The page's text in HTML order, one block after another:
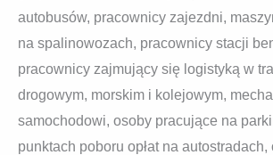
autobusów, pracownicy zajezdni,
na spalinowozach, pracownicy stacji
pracownicy zajmujący się logistyką w
drogowym, morskim i kolejowym,
samochodowi, osoby pracujące na
punktach poboru opłat na autostradach,